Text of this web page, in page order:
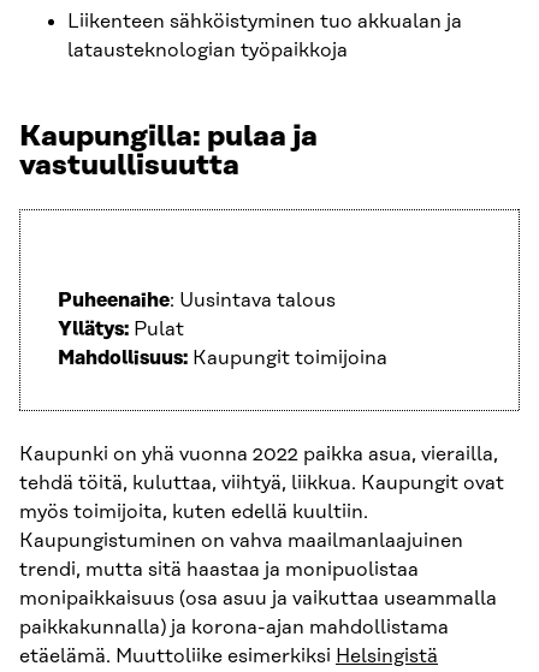
Liikenteen sähköistyminen tuo akkualan ja
latausteknologian työpaikkoja
Kaupungilla: pulaa ja
vastuullisuutta
Puheenaihe: Uusintava talous
Yllätys: Pulat
Mahdollisuus: Kaupungit toimijoina
Kaupunki on yhä vuonna 2022 paikka asua, vierailla,
tehdä töitä, kuluttaa, viihtyä, liikkua. Kaupungit ovat
myös toimijoita, kuten edellä kuultiin.
Kaupungistuminen on vahva maailmanlaajuinen
trendi, mutta sitä haastaa ja monipuolistaa
monipaikkaisuus (osa asuu ja vaikuttaa useammalla
paikkakunnalla) ja korona-ajan mahdollistama
etäelämä. Muuttoliike esimerkiksi Helsingistä